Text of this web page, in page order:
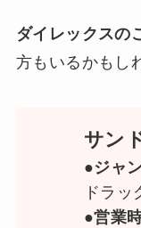
ダイレックスの
方もいるかもし
サン
●ジャ
ドラッ
●営業